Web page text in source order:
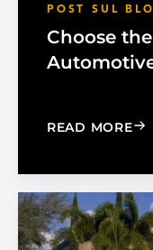
POST SUL
Choose
READ MORE: